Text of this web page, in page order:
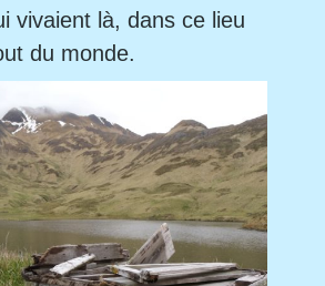
vivaient là, dans ce lieu
du monde.